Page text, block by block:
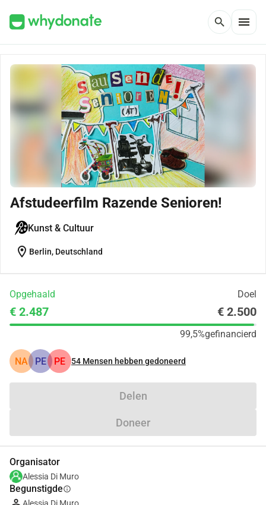
search menu
Afstudeerfilm Razende Senioren!
Kunst & Cultuur
location_on Berlin, Deutschland
Opgehaald Doel
€ 2.487 € 2.500
99,5%gefinancierd
NA PE PE 54 Mensen hebben gedoneerd
Delen
Doneer
Organisator
Alessia Di Muro
Begunstigdeinfo